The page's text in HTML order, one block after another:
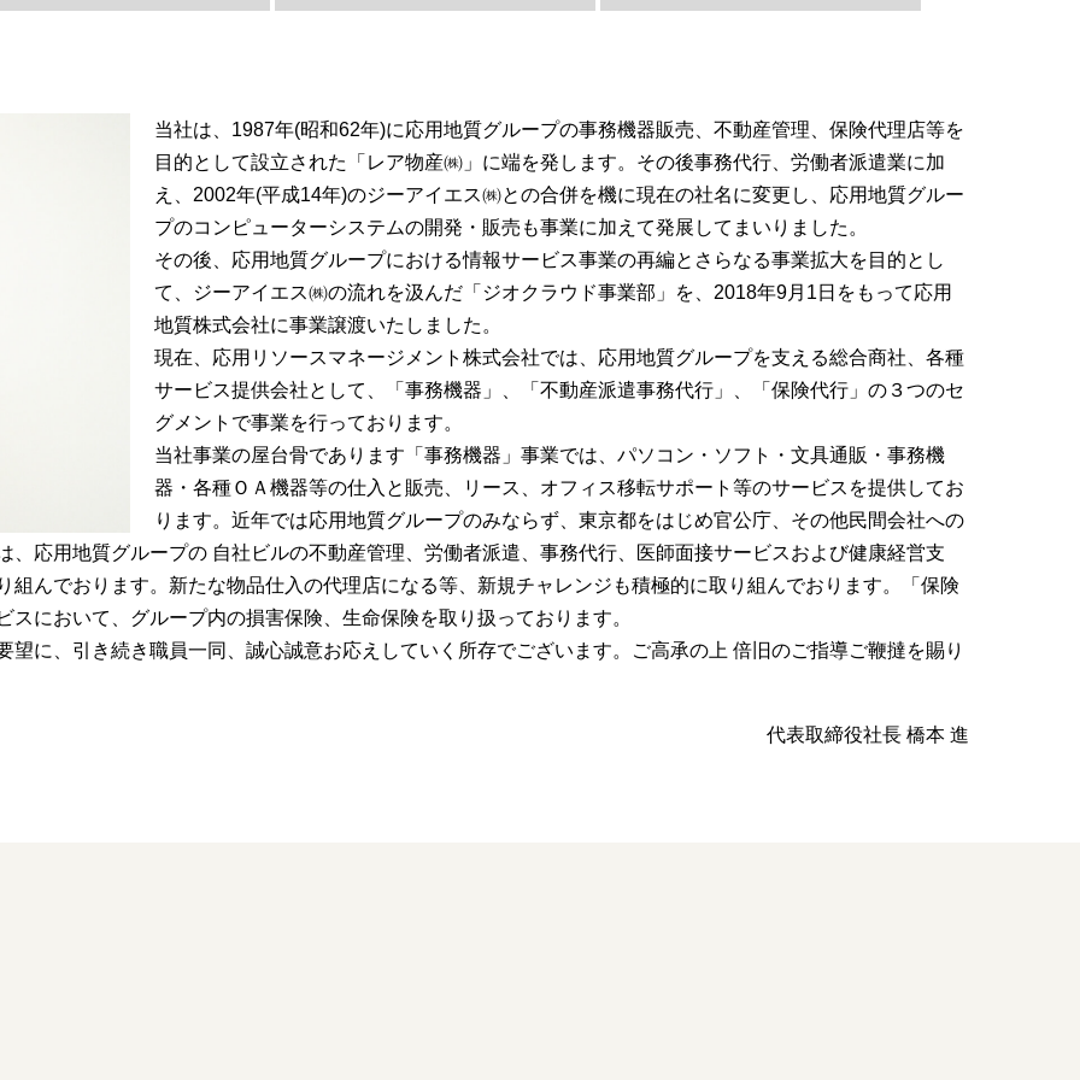
当社は、1987年(昭和62年)に応用地質グループの事務機器販売、不動産管理、保険代理店等を
目的として設立された「レア物産㈱」に端を発します。その後事務代行、労働者派遣業に加
え、2002年(平成14年)のジーアイエス㈱との合併を機に現在の社名に変更し、応用地質グルー
プのコンピューターシステムの開発・販売も事業に加えて発展してまいりました。
その後、応用地質グループにおける情報サービス事業の再編とさらなる事業拡大を目的とし
て、ジーアイエス㈱の流れを汲んだ「ジオクラウド事業部」を、2018年9月1日をもって応用
地質株式会社に事業譲渡いたしました。
現在、応用リソースマネージメント株式会社では、応用地質グループを支える総合商社、各種
サービス提供会社として、「事務機器」、「不動産派遣事務代行」、「保険代行」の３つのセ
グメントで事業を行っております。
当社事業の屋台骨であります「事務機器」事業では、パソコン・ソフト・文具通販・事務機
器・各種ＯＡ機器等の仕入と販売、リース、オフィス移転サポート等のサービスを提供してお
ります。近年では応用地質グループのみならず、東京都をはじめ官公庁、その他民間会社への
応用地質グループの 自社ビルの不動産管理、労働者派遣、事務代行、医師面接サービスおよび健康経営支
組んでおります。新たな物品仕入の代理店になる等、新規チャレンジも積極的に取り組んでおります。「保険
において、グループ内の損害保険、生命保険を取り扱っております。
に、引き続き職員一同、誠心誠意お応えしていく所存でございます。ご高承の上 倍旧のご指導ご鞭撻を賜り
代表取締役社長 橋本 進